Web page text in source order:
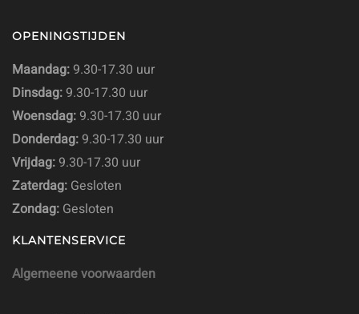
OPENINGSTIJDEN
Maandag: 9.30-17.30 uur
Dinsdag: 9.30-17.30 uur
Woensdag: 9.30-17.30 uur
Donderdag: 9.30-17.30 uur
Vrijdag: 9.30-17.30 uur
Zaterdag: Gesloten
Zondag: Gesloten
KLANTENSERVICE
Algemeene voorwaarden